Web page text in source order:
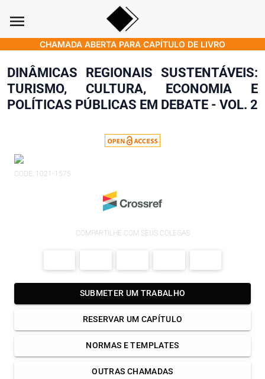
menu
CHAMADA ABERTA PARA CAPÍTULO DE LIVRO
DINÂMICAS REGIONAIS SUSTENTÁVEIS:
TURISMO, CULTURA, ECONOMIA E
POLÍTICAS PÚBLICAS EM DEBATE - VOL. 2
CODE: 1021-1575
COMPARTILHE COM SEUS COLEGAS
SUBMETER UM TRABALHO
RESERVAR UM CAPÍTULO
NORMAS E TEMPLATES
OUTRAS CHAMADAS